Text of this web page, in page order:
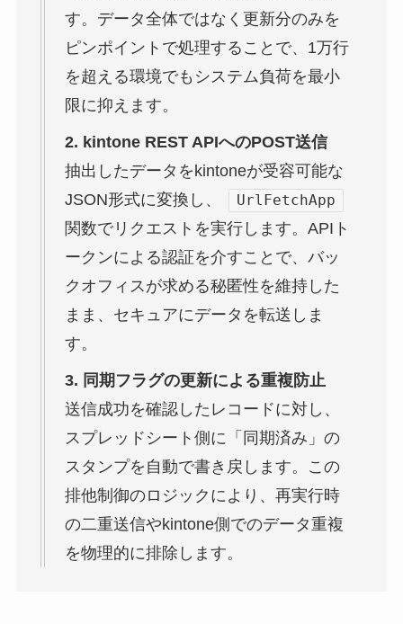
す。データ全体ではなく更新分のみを
ピンポイントで処理することで、1万行
を超える環境でもシステム負荷を最小
限に抑えます。
2. kintone REST APIへのPOST送信
抽出したデータをkintoneが受容可能な
JSON形式に変換し、
UrlFetchApp
関数でリクエストを実行します。APIト
ークンによる認証を介すことで、バッ
クオフィスが求める秘匿性を維持した
まま、セキュアにデータを転送しま
す。
3. 同期フラグの更新による重複防止
送信成功を確認したレコードに対し、
スプレッドシート側に「同期済み」の
スタンプを自動で書き戻します。この
排他制御のロジックにより、再実行時
の二重送信やkintone側でのデータ重複
を物理的に排除します。